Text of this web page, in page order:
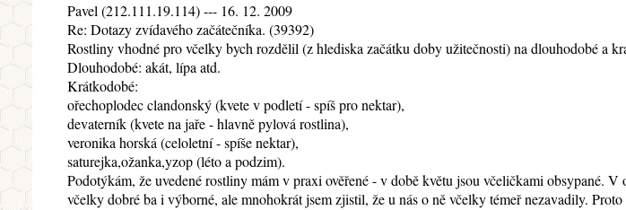
Pavel (212.111.19.114) --- 16. 12. 2009
Re: Dotazy zvídavého začátečníka. (39392)
Rostliny vhodné pro včelky bych rozdělil (z hlediska začátku doby užitečnosti) na dlouhodobé a
Dlouhodobé: akát, lípa atd.
Krátkodobé:
ořechoplodec clandonský (kvete v podletí - spíš pro nektar),
devaterník (kvete na jaře - hlavně pylová rostlina),
veronika horská (celoletní - spíše nektar),
saturejka,ožanka,yzop (léto a podzim).
Podotýkám, že uvedené rostliny mám v praxi ověřené - v době květu jsou včeličkami obsypané.
včelky dobré ba i výborné, ale mnohokrát jsem zjistil, že u nás o ně včelky témeř nezavadily.